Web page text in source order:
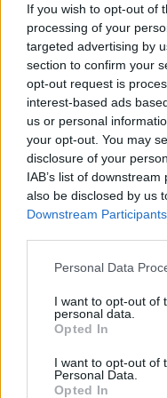
If you wish to opt-out of
processing of your
targeted advertising by
section to confirm your
opt-out request is
interest-based ads
us or personal
your opt-out. You may
disclosure of your
IAB’s list of
also be disclosed by us
Downstream Participants
Please note that this
not limited to your visit
grant or deny consent
use your data for below
consent section.
Personal Data
I want to opt-out of
personal data.
Opted In
I want to opt-out of
Personal Data.
Opted In
ίδιας ηλεκτρονικής